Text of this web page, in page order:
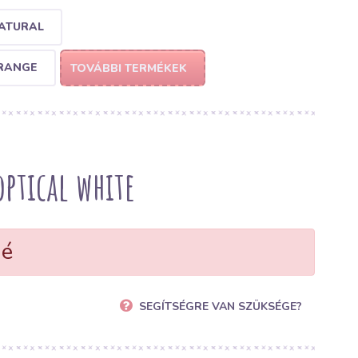
TOVÁBBI TERMÉKEK
white
SEGÍTSÉGRE VAN SZÜKSÉGE?